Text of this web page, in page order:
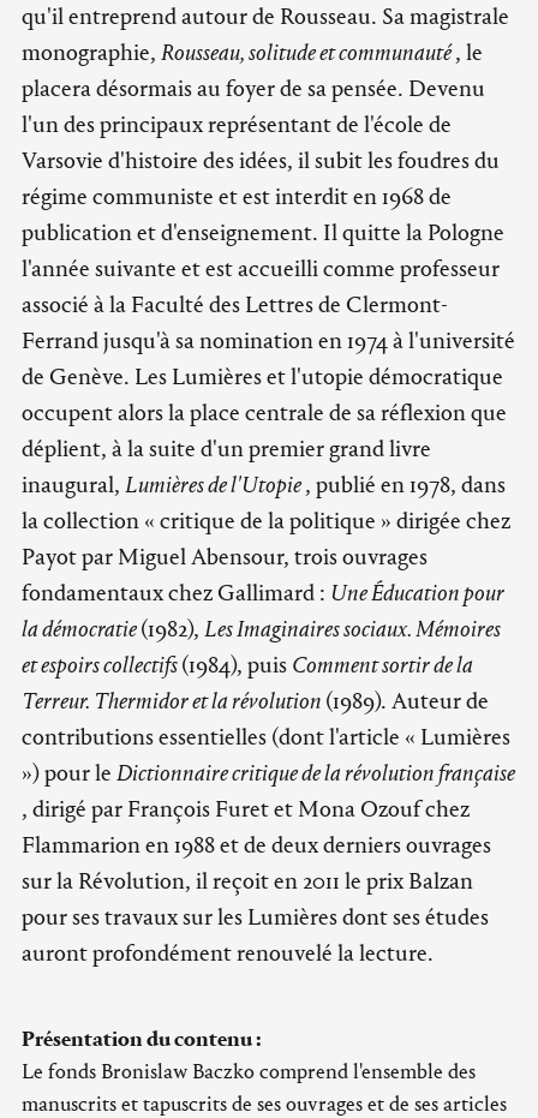
qu'il entreprend autour de Rousseau. Sa magistrale
monographie, Rousseau, solitude et communauté, le
placera désormais au foyer de sa pensée. Devenu
l'un des principaux représentant de l'école de
Varsovie d'histoire des idées, il subit les foudres du
régime communiste et est interdit en 1968 de
publication et d'enseignement. Il quitte la Pologne
l'année suivante et est accueilli comme professeur
associé à la Faculté des Lettres de Clermont-
Ferrand jusqu'à sa nomination en 1974 à l'université
de Genève. Les Lumières et l'utopie démocratique
occupent alors la place centrale de sa réflexion que
déplient, à la suite d'un premier grand livre
inaugural, Lumières de l'Utopie, publié en 1978, dans
la collection « critique de la politique » dirigée chez
Payot par Miguel Abensour, trois ouvrages
fondamentaux chez Gallimard : Une Éducation pour
la démocratie(1982), Les Imaginaires sociaux. Mémoires
et espoirs collectifs(1984), puis Comment sortir de la
Terreur. Thermidor et la révolution (1989). Auteur de
contributions essentielles (dont l'article « Lumières
») pour le Dictionnaire critique de la révolution française
, dirigé par François Furet et Mona Ozouf chez
Flammarion en 1988 et de deux derniers ouvrages
sur la Révolution, il reçoit en 2011 le prix Balzan
pour ses travaux sur les Lumières dont ses études
auront profondément renouvelé la lecture.
Présentation du contenu :
Le fonds Bronislaw Baczko comprend l'ensemble des
manuscrits et tapuscrits de ses ouvrages et de ses articles